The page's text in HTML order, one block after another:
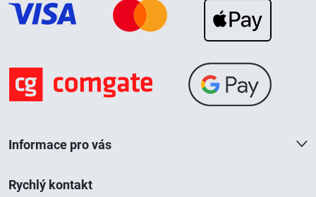
p
Informace pro vás
Rychlý kontakt